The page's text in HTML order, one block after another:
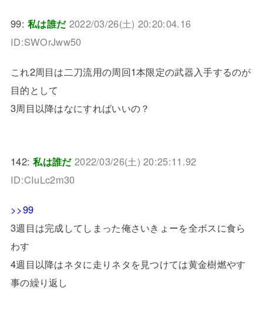
99:私は誰だ 2022/03/26(土) 20:20:04.16
ID:SWOrJww50
これ2周目は二刀流用の周回1本限定の武器入手するのが
目的として
3周目以降はなにすればいいの？
142:私は誰だ 2022/03/26(土) 20:25:11.92
ID:CIuLc2m30
>>99
3週目は完成してしまった俺さいきょーを全ボスに食ら
わす
4週目以降はネタに走りネタを見つけては黄金樹燃やす
事の繰り返し